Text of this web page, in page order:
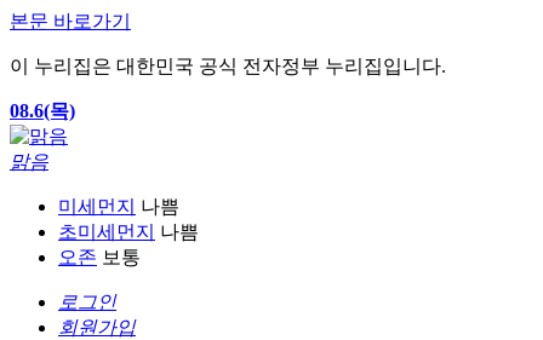
본문 바로가기
이 누리집은 대한민국 공식 전자정부 누리집입니다.
08.6(목)
맑음
미세먼지
나쁨
초미세먼지
나쁨
오존 보통
로그인
회원가입